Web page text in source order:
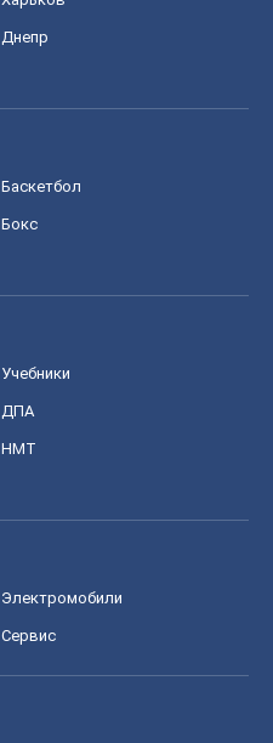
Днепр
Баскетбол
Бокс
Учебники
ДПА
НМТ
Электромобили
Сервис